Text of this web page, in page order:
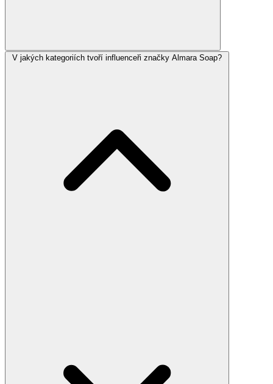
V jakých kategoriích tvoří influenceři značky Almara Soap?